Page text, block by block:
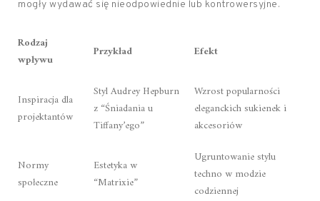
mogły wydawać się nieodpowiednie lub kontrowersyjne.
Rodzaj
wpływu
Przykład Efekt
Inspiracja dla
projektantów
Styl Audrey Hepburn
z “Śniadania u
Tiffany’ego”
Wzrost popularności
eleganckich sukienek i
akcesoriów
Normy
społeczne
Estetyka w
“Matrixie”
Ugruntowanie stylu
techno w modzie
codziennej